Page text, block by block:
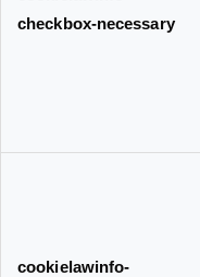
checkbox-necessary
cookielawinfo-